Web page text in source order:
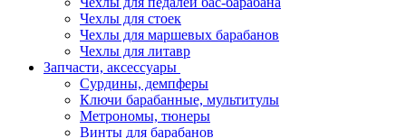
Чехлы для стоек
Чехлы для маршевых барабанов
Чехлы для литавр
Запчасти, аксессуары
Сурдины, демпферы
Ключи барабанные, мультитулы
Метрономы, тюнеры
Винты для барабанов